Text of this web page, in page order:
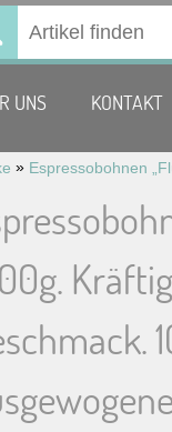
Suchen
UNS KONTAKT
»